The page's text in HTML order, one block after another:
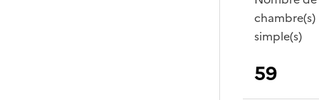
chambre(s)
simple(s)
59